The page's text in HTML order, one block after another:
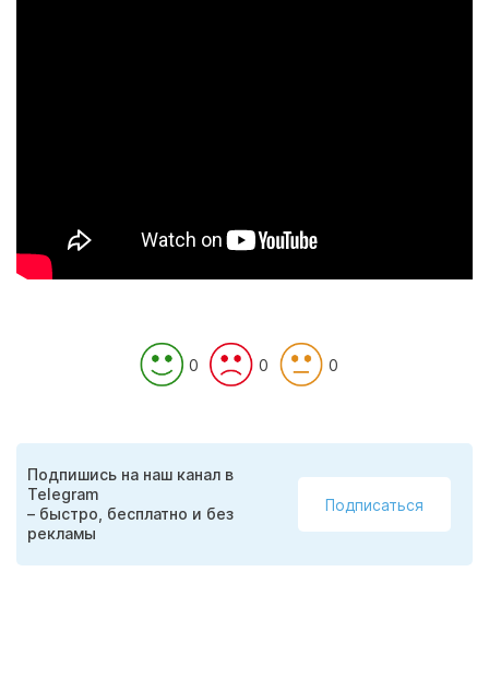
0 0 0
Подпишись на наш канал в
Telegram
– быстро, бесплатно и без
рекламы
Подписаться